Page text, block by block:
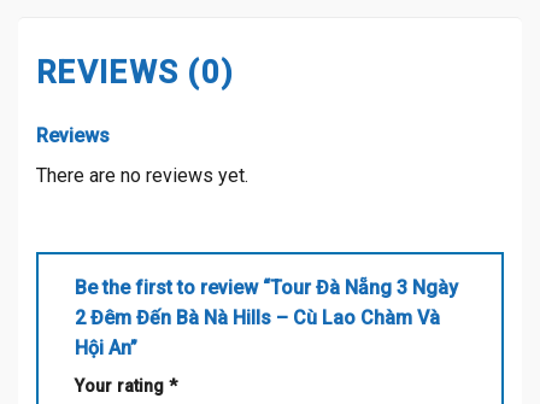
REVIEWS (0)
Reviews
There are no reviews yet.
Be the first to review “Tour Đà Nẵng 3 Ngày
2 Đêm Đến Bà Nà Hills – Cù Lao Chàm Và
Hội An”
Your rating *